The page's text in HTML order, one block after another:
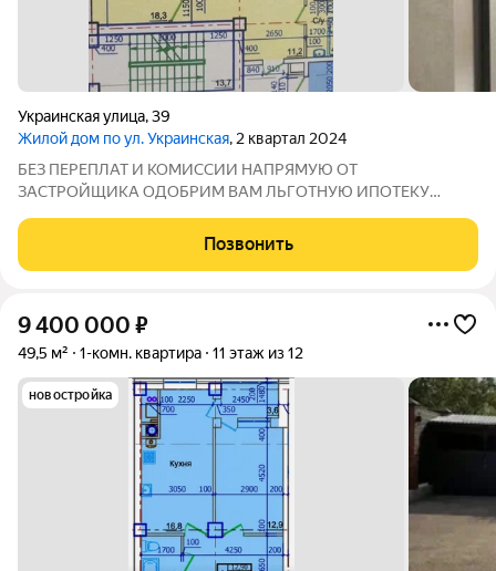
Украинская улица,39
Жилой дом по ул. Украинская, 2 квартал 2024
БЕЗ ПЕРЕПЛАТ И КОМИССИИ НАПРЯМУЮ ОТ
ЗАСТРОЙЩИКА ОДОБРИМ ВАМ ЛЬГОТНУЮ ИПОТЕКУ
ЖК лучшего качества ИНДИВИДУАЛЬНОЕ ОТОПЛЕНИЕ.
Эксплуатируемая кровля. Подземный паркинг, также вело-
Позвонить
9 400 000 ₽
49,5 м² 1-комн. квартира 11 этаж из 12
новостройка